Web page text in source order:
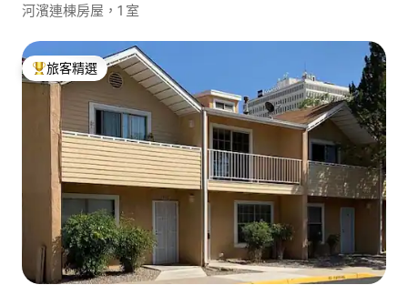
河濱連棟房屋，1 室
旅客精選榜首
旅客精選